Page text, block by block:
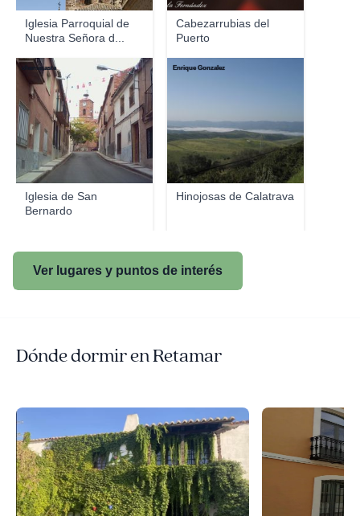
Iglesia Parroquial de
Nuestra Señora d...
Cabezarrubias del
Puerto
Iglesia de San
Bernardo
chemacaste
Hinojosas de Calatrava
Enrique Gonzalez
Ver lugares y puntos de interés
Dónde dormir en Retamar